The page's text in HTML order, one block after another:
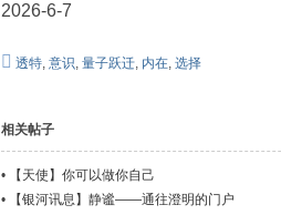
2026-6-7
透特,意识,量子跃迁, 内在,选择
相关帖子
• 【天使】你可以做你自己
•
【银河讯息】静谧——通往澄明的门户